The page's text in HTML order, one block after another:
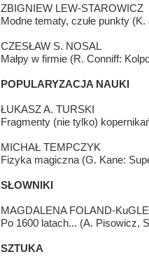
ZBIGNIEW LEW-STAROWICZ
Modne tematy, czułe punkty
CZESŁAW S. NOSAL
Małpy w firmie (R. Conniff:
POPULARYZACJA NAUKI
ŁUKASZ A. TURSKI
Fragmenty (nie tylko)
MICHAŁ TEMPCZYK
Fizyka magiczna (G. Kane:
SŁOWNIKI
MAGDALENA FOLAND-
Po 1600 latach... (A. Pisowicz,
SZTUKA